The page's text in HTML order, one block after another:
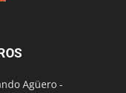
Agüero -